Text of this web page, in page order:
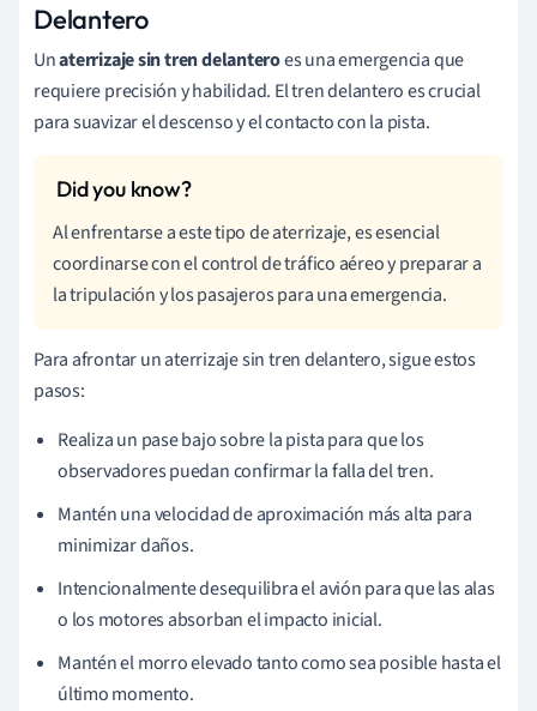
Delantero
Unaterrizaje sin tren delanteroes una emergencia que
requiere precisión y habilidad. El tren delantero es crucial
para suavizar el descenso y el contacto con la pista.
Al enfrentarse a este tipo de aterrizaje, es esencial
coordinarse con el control de tráfico aéreo y preparar a
la tripulación y los pasajeros para una emergencia.
Para afrontar un aterrizaje sin tren delantero, sigue estos
pasos:
Realiza un pase bajo sobre la pista para que los
observadores puedan confirmar la falla del tren.
Mantén una velocidad de aproximación más alta para
minimizar daños.
Intencionalmente desequilibra el avión para que las alas
o los motores absorban el impacto inicial.
Mantén el morro elevado tanto como sea posible hasta el
último momento.